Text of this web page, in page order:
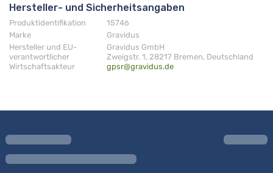
Hersteller- und Sicherheitsangaben
Produktidentifikation
15746
Marke
Gravidus
Hersteller und EU-
verantwortlicher
Wirtschaftsakteur
Gravidus GmbH
Zweigstr. 1, 28217 Bremen, Deutschland
gpsr@gravidus.de